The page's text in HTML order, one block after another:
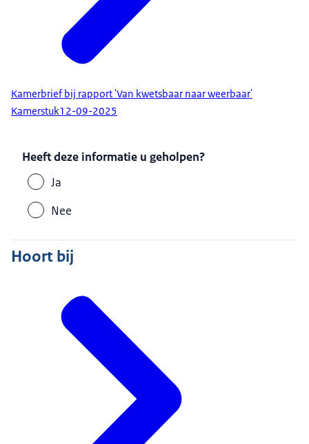
Kamerbrief bij rapport 'Van kwetsbaar naar weerbaar'
Kamerstuk12-09-2025
Heeft deze informatie u geholpen?
Ja
Nee
Hoort bij